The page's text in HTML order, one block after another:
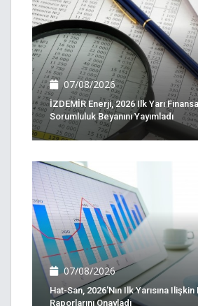
07/08/2026
İZDEMİR Enerji, 2026 Ilk Yarı
Sorumluluk Beyanını Yayımladı
07/08/2026
Hat-San, 2026'nın Ilk Yarısına Ilişkin
Raporlarını Onayladı